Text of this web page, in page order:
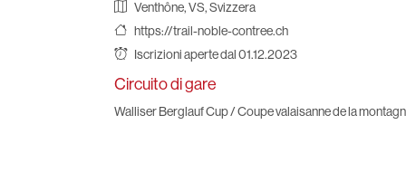
Venthône, VS, Svizzera
https://trail-noble-contree.ch
Iscrizioni aperte dal 01.12.2023
Circuito di gare
Walliser Berglauf Cup / Coupe valaisanne de la